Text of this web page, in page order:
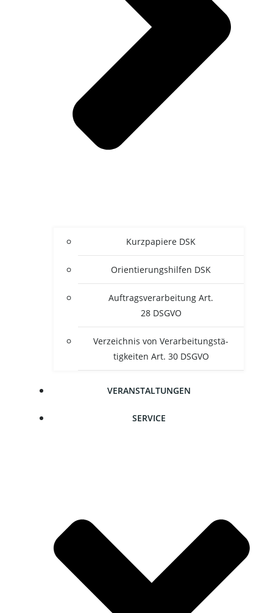
Kurz­pa­pie­re DSK
Ori­en­tie­rungs­hil­fen DSK
Auf­trags­ver­ar­bei­tung Art.
28 DSGVO
Ver­zeich­nis von Ver­ar­bei­tungs­tä­
tig­kei­ten Art. 30 DSGVO
VER­AN­STAL­TUN­GEN
SER­VICE